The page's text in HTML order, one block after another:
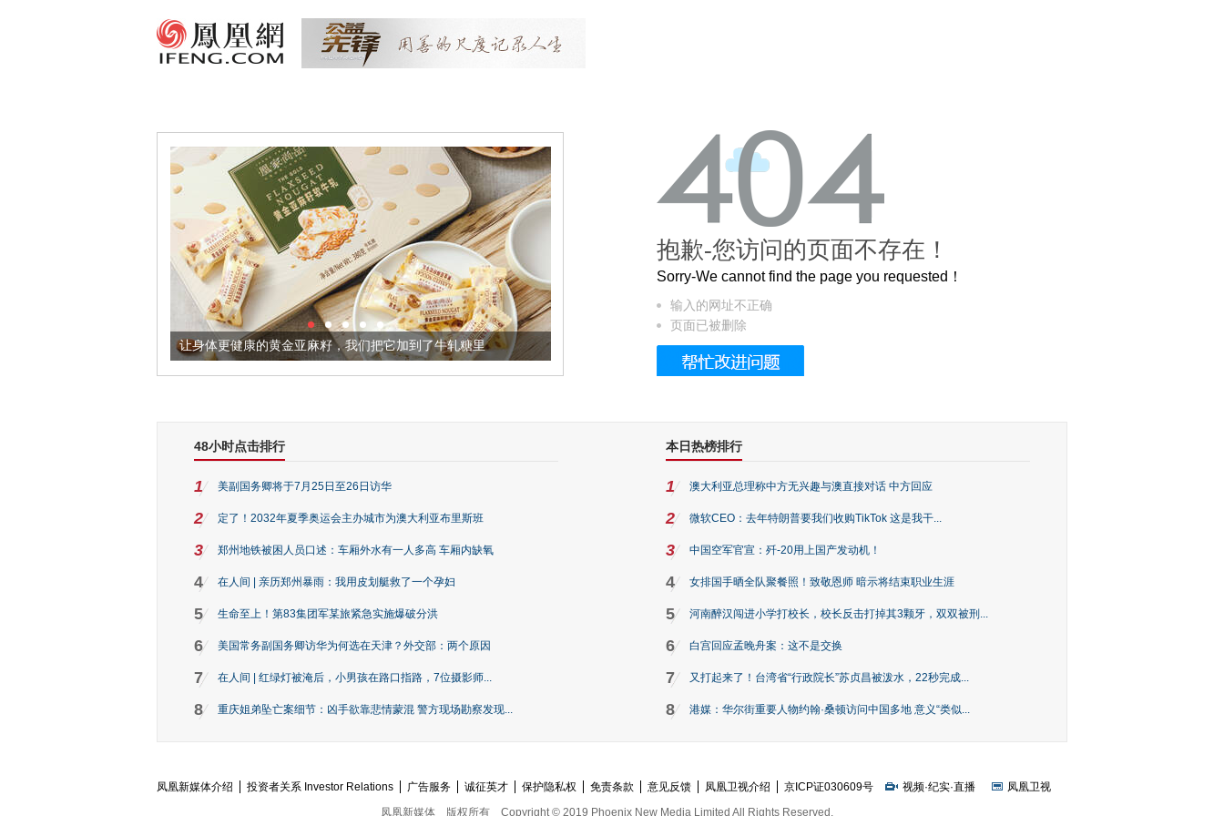
让身体更健康的黄金亚麻籽，我们把它加到了牛轧糖里 被列入佛家七宝的它到底有多美？
抱歉-您访问的页面不存在！
Sorry-We cannot find the page you requested！
输入的网址不正确
页面已被删除
48小时点击排行
1 美副国务卿将于7月25日至26日访华
2 定了！2032年夏季奥运会主办城市为澳大利亚布里斯班
3 郑州地铁被困人员口述：车厢外水有一人多高 车厢内缺氧
4 在人间 | 亲历郑州暴雨：我用皮划艇救了一个孕妇
5 生命至上！第83集团军某旅紧急实施爆破分洪
6 美国常务副国务卿访华为何选在天津？外交部：两个原因
7 在人间 | 红绿灯被淹后，小男孩在路口指路，7位摄影师...
8 重庆姐弟坠亡案细节：凶手欲靠悲情蒙混 警方现场勘察发现...
本日热榜排行
1 澳大利亚总理称中方无兴趣与澳直接对话 中方回应
2 微软CEO：去年特朗普要我们收购TikTok 这是我干...
3 中国空军官宣：歼-20用上国产发动机！
4 女排国手晒全队聚餐照！致敬恩师 暗示将结束职业生涯
5 河南醉汉闯进小学打校长，校长反击打掉其3颗牙，双双被刑...
6 白宫回应孟晚舟案：这不是交换
7 又打起来了！台湾省“行政院长”苏贞昌被泼水，22秒完成...
8 港媒：华尔街重要人物约翰·桑顿访问中国多地 意义“类似...
凤凰新媒体介绍 投资者关系 Investor Relations 广告服务 诚征英才 保护隐私权 免责条款 意见反馈 凤凰卫视介绍 京ICP证030609号 视频·纪实·直播
凤凰卫视
凤凰新媒体
版权所有 Copyright © 2019 Phoenix New Media Limited All Rights Reserved.